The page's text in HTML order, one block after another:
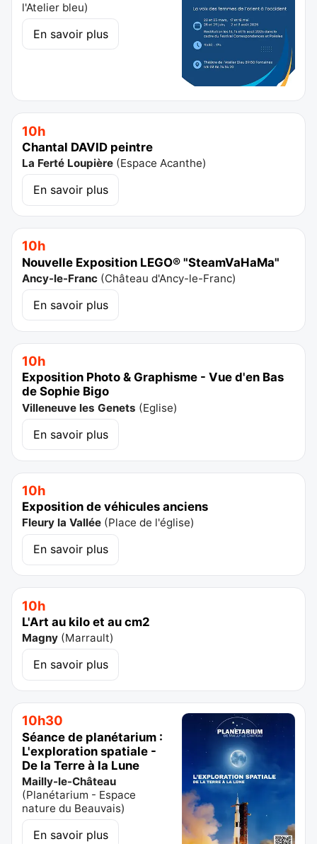
l'Atelier bleu)
En savoir plus
10h
Chantal DAVID peintre
La Ferté Loupière (Espace Acanthe)
En savoir plus
10h
Nouvelle Exposition LEGO® "SteamVaHaMa"
Ancy-le-Franc (Château d'Ancy-le-Franc)
En savoir plus
10h
Exposition Photo & Graphisme - Vue d'en Bas
de Sophie Bigo
Villeneuve les Genets (Eglise)
En savoir plus
10h
Exposition de véhicules anciens
Fleury la Vallée (Place de l'église)
En savoir plus
10h
L'Art au kilo et au cm2
Magny (Marrault)
En savoir plus
10h30
Séance de planétarium :
L'exploration spatiale -
De la Terre à la Lune
Mailly-le-Château
(Planétarium - Espace
nature du Beauvais)
En savoir plus